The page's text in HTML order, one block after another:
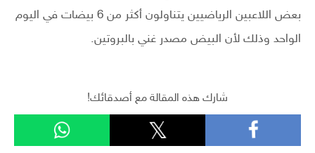
بعض اللاعبين الرياضيين يتناولون أكثر من 6 بيضات في اليوم
الواحد وذلك لأن البيض مصدر غني بالبروتين.
شارك هذه المقالة مع أصدقائك!